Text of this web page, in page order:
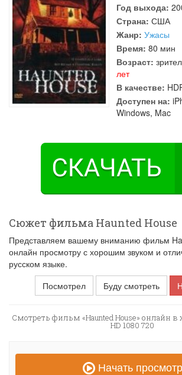
Год выхода:
Страна: США
Жанр: Ужасы
Время: 80 мин
Возраст:
лет
В качестве:
Доступен на:
Windows, Mac
Сюжет фильма Haunted House
Представляем вашему вниманию фильм
онлайн просмотру с хорошим звуком и
русском языке.
Посмотрел
Буду смотреть
Смотреть фильм «Haunted House» онлайн
HD 1080 720
Начать просмотр